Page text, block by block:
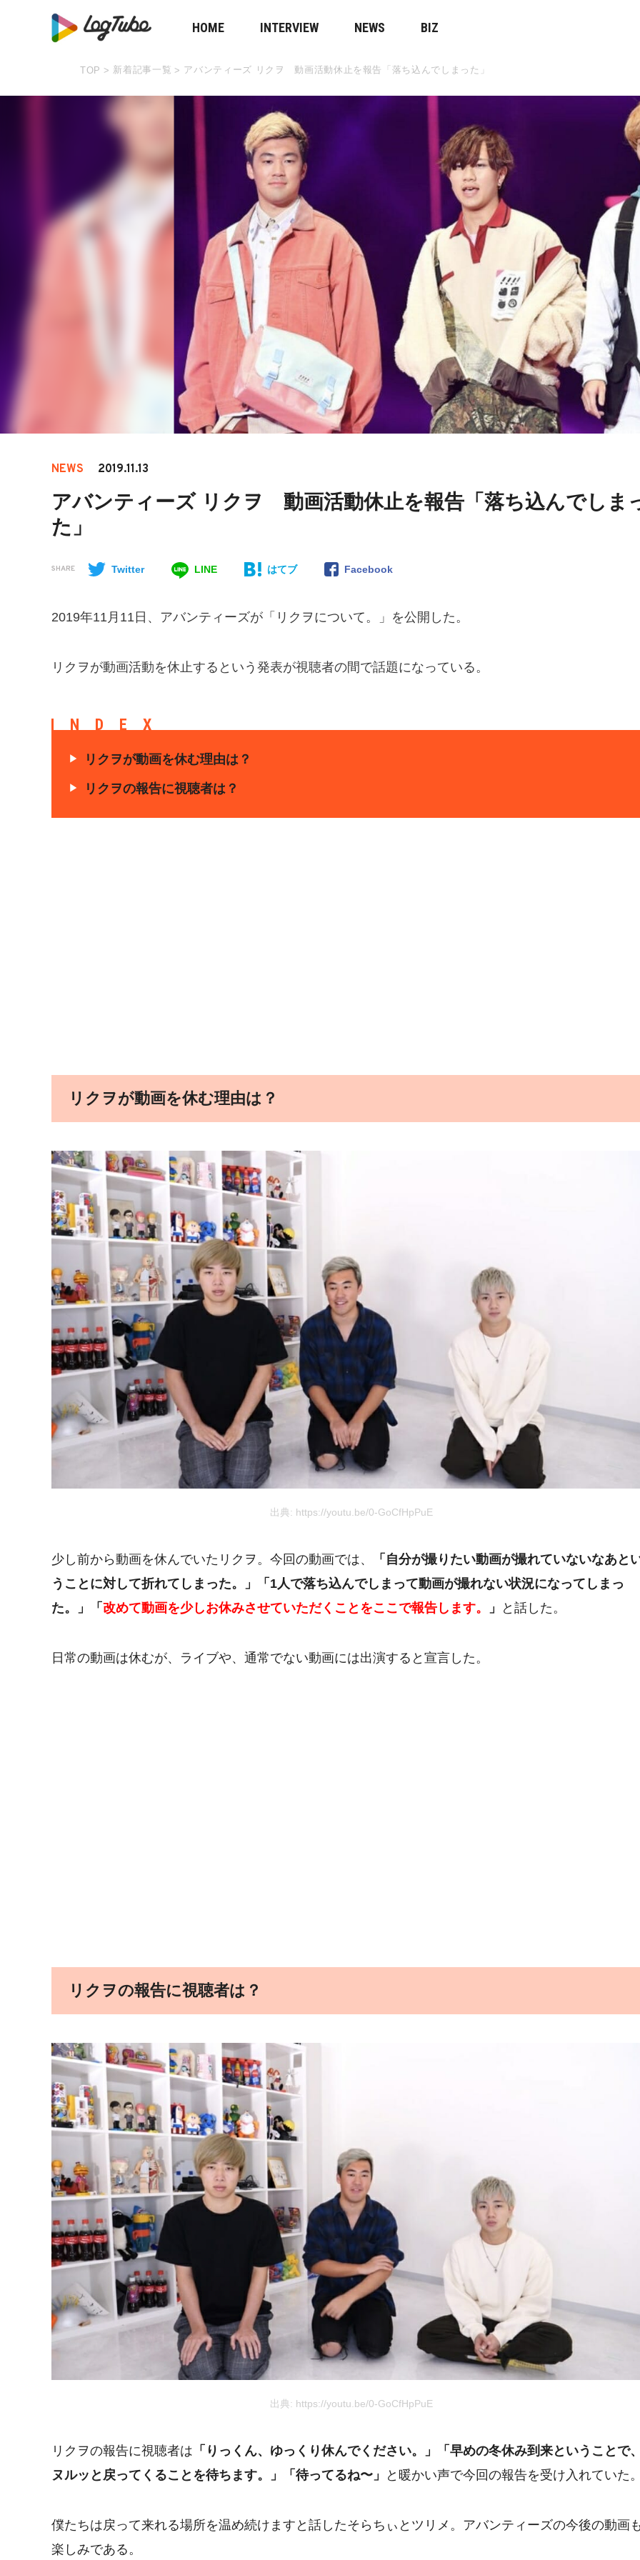
HOME INTERVIEW NEWS BIZ
TOP > 新着記事一覧 > アバンティーズ リクヲ 動画活動休止を報告「落ち込んでしまった」
NEWS 2019.11.13
アバンティーズ リクヲ 動画活動休止を報告「落ち込んでしま
た」
SHARE Twitter LINE はてブ Facebook
2019年11月 11 日、アバンティーズが「リクヲについて。」を公開した。
リクヲが動画活動を休止するという発表が視聴者の間で話題になっている。
INDEX
リクヲが動画を休む理由は？
リクヲの報告に視聴者は？
リクヲが動画を休む理由は？
出典: https://youtu.be/0-GoCfHpPuE
少し前から動画を休んでいたリクヲ。今回の動画では、
「自分が撮りたい動画が撮れていないなあと
うことに対して折れてしまった。」「 1人で落ち込んでしまって動画が撮れない状況になってしまっ
た。」「 改めて動画を少しお休みさせていただくことをここで報告します。 」 と話した。
日常の動画は休むが、ライブや、通常でない動画には出演すると宣言した。
リクヲの報告に視聴者は？
出典: https://youtu.be/0-GoCfHpPuE
リクヲの報告に視聴者は 「りっくん、ゆっくり休んでください。」「早めの冬休み到来ということで
ヌルッと戻ってくることを待ちます。」「待ってるね〜」
と暖かい声で今回の報告を受け入れていた
僕たちは戻って来れる場所を温め続けますと話したそらちぃとツリメ。アバンティーズの今後の動画
楽しみである。